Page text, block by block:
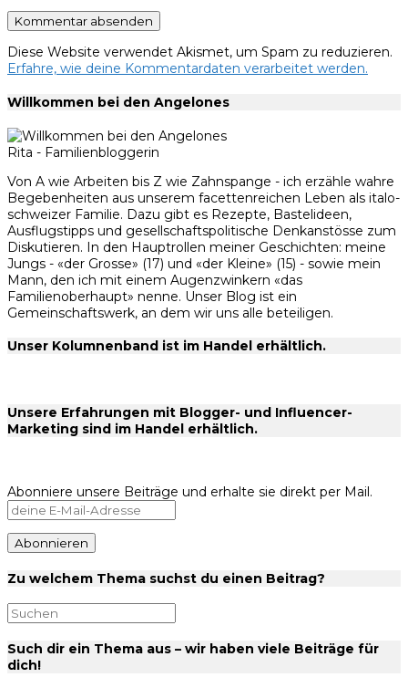
Diese Website verwendet Akismet, um Spam zu reduzieren.
Erfahre, wie deine Kommentardaten verarbeitet werden.
Willkommen bei den Angelones
Rita - Familienbloggerin
Von A wie Arbeiten bis Z wie Zahnspange - ich erzähle wahre
Begebenheiten aus unserem facettenreichen Leben als italo-
schweizer Familie. Dazu gibt es Rezepte, Bastelideen,
Ausflugstipps und gesellschaftspolitische Denkanstösse zum
Diskutieren. In den Hauptrollen meiner Geschichten: meine
Jungs - «der Grosse» (17) und «der Kleine» (15) - sowie mein
Mann, den ich mit einem Augenzwinkern «das
Familienoberhaupt» nenne. Unser Blog ist ein
Gemeinschaftswerk, an dem wir uns alle beteiligen.
Unser Kolumnenband ist im Handel erhältlich.
Unsere Erfahrungen mit Blogger- und Influencer-
Marketing sind im Handel erhältlich.
Abonniere unsere Beiträge und erhalte sie direkt per Mail.
Zu welchem Thema suchst du einen Beitrag?
Such dir ein Thema aus – wir haben viele Beiträge für
dich!